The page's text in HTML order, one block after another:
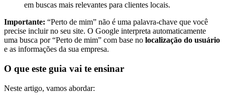
em buscas mais relevantes para clientes locais.
Importante: “Perto de mim” não é uma palavra-chave que você
precise incluir no seu site. O Google interpreta automaticamente
uma busca por “Perto de mim” com base no localização do usuário
e as informações da sua empresa.
O que este guia vai te ensinar
Neste artigo, vamos abordar: